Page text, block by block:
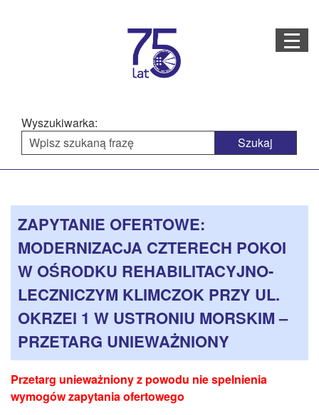
Wyszukiwarka:
główne
Menu
STRONA GŁÓWNA
AKTUALNOŚCI
PROJEKTY REALIZOWANE
OFERTA USŁUG
MULTIMEDIA
CZASOPISMA
INSTYTUT TYFLOLOGICZNY
KONTAKT
strony
ZAPYTANIE OFERTOWE:
MODERNIZACJA CZTERECH POKOI
W OŚRODKU REHABILITACYJNO-
LECZNICZYM KLIMCZOK PRZY UL.
OKRZEI 1 W USTRONIU MORSKIM –
PRZETARG UNIEWAŻNIONY
Przetarg unieważniony z powodu nie spelnienia
wymogów zapytania ofertowego